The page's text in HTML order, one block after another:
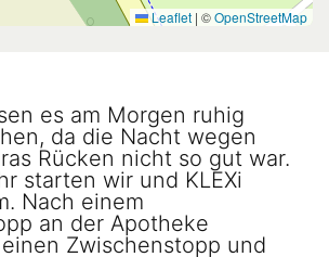
Leaflet | ©OpenStreetMap
es am Morgen ruhig
da die Nacht wegen
Rücken nicht so gut war.
starten wir und KLEXi
Nach einem
an der Apotheke
Zwischenstopp und